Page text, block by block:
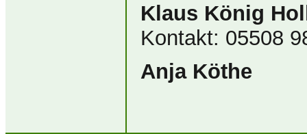
Klaus König
Kontakt: 05508
Anja Köthe